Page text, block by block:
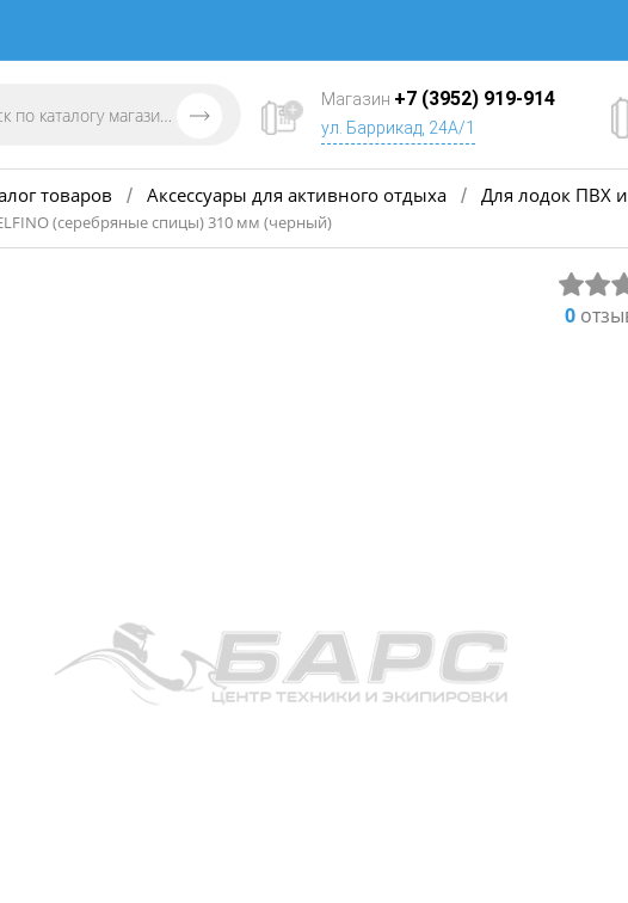
Магазин +7 (3952) 919-914
ул. Баррикад, 24А/1
товаров / Аксессуары для активного отдыха / Для лодок ПВХ
(серебряные спицы) 310 мм (черный)
0